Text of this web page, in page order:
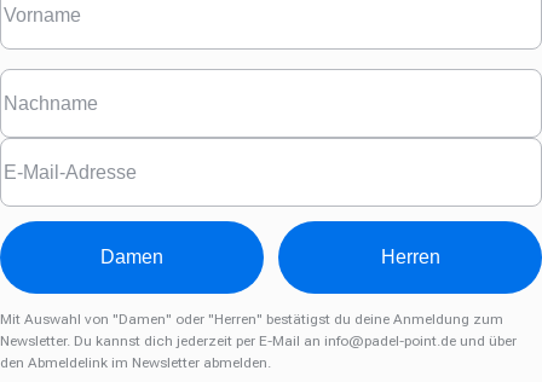
Damen Herren
Mit Auswahl von "Damen" oder "Herren" bestätigst du deine Anmeldung zum
Newsletter. Du kannst dich jederzeit per E-Mail an info@padel-point.de und über
den Abmeldelink im Newsletter abmelden.